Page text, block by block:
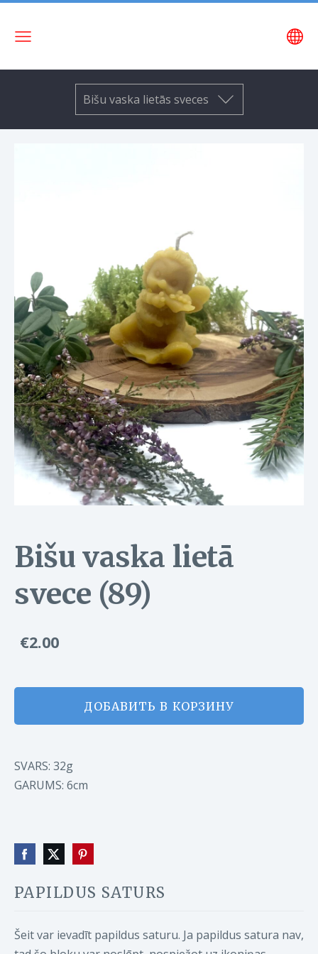
Bišu vaska lietās sveces
PAPILDUS SATURS
Šeit var ievadīt papildus saturu. Ja papildus satura nav,
Bišu vaska lietā
svece (89)
€2.00
ДОБАВИТЬ В КОРЗИНУ
SVARS: 32g
GARUMS: 6cm